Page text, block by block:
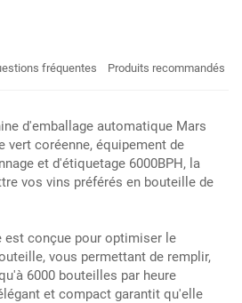
fréquentes Produits recommandés
d'emballage automatique Mars
vert coréenne, équipement de
et d'étiquetage 6000BPH, la
vos vins préférés en bouteille de
est conçue pour optimiser le
vous permettant de remplir,
6000 bouteilles par heure
et compact garantit qu'elle